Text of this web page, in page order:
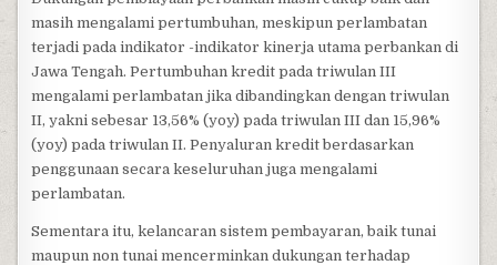
masih mengalami pertumbuhan, meskipun perlambatan
terjadi pada indikator -indikator kinerja utama perbankan di
Jawa Tengah. Pertumbuhan kredit pada triwulan III
mengalami perlambatan jika dibandingkan dengan triwulan
II, yakni sebesar 13,56% (yoy) pada triwulan III dan 15,96%
(yoy) pada triwulan II. Penyaluran kredit berdasarkan
penggunaan secara keseluruhan juga mengalami
perlambatan.
Sementara itu, kelancaran sistem pembayaran, baik tunai
maupun non tunai mencerminkan dukungan terhadap